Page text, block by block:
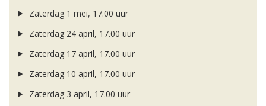
Zaterdag 1 mei, 17.00 uur
Zaterdag 24 april, 17.00 uur
Zaterdag 17 april, 17.00 uur
Zaterdag 10 april, 17.00 uur
Zaterdag 3 april, 17.00 uur